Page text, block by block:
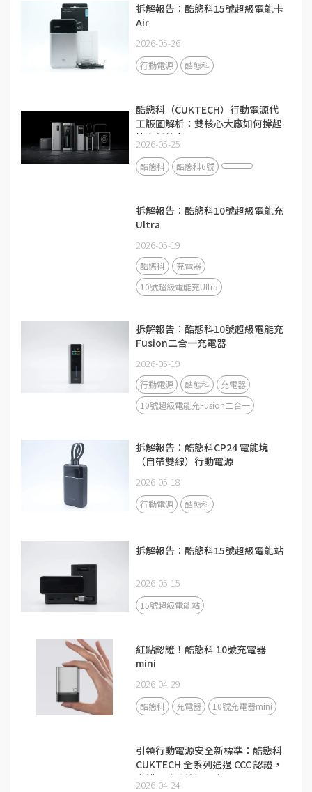
拆解報告：酷態科15號超級電能卡
Air
2026-05-26
行動電源 酷態科
酷態科（CUKTECH）行動電源代
工版圖解析：雙核心大廠如何撐起
快充新勢力？
2026-05-25
酷態科 酷態科6號
拆解報告：酷態科10號超級電能充
Ultra
2026-05-19
酷態科
充電器
10號超級電能充Ultra
拆解報告：酷態科10號超級電能充
Fusion二合一充電器
2026-05-19
行動電源 酷態科
充電器
10號超級電能充Fusion二合一
拆解報告：酷態科CP24 電能塊
（自帶雙線）行動電源
2026-05-18
行動電源 酷態科
拆解報告：酷態科15號超級電能站
2026-05-15
15號超級電能站
紅點認證！酷態科 10號充電器
mini
2026-04-29
酷態科 充電器 10號充電器mini
引領行動電源安全新標準：酷態科
CUKTECH 全系列通過 CCC 認證，
守護全球跨境通關安全
2026-04-24